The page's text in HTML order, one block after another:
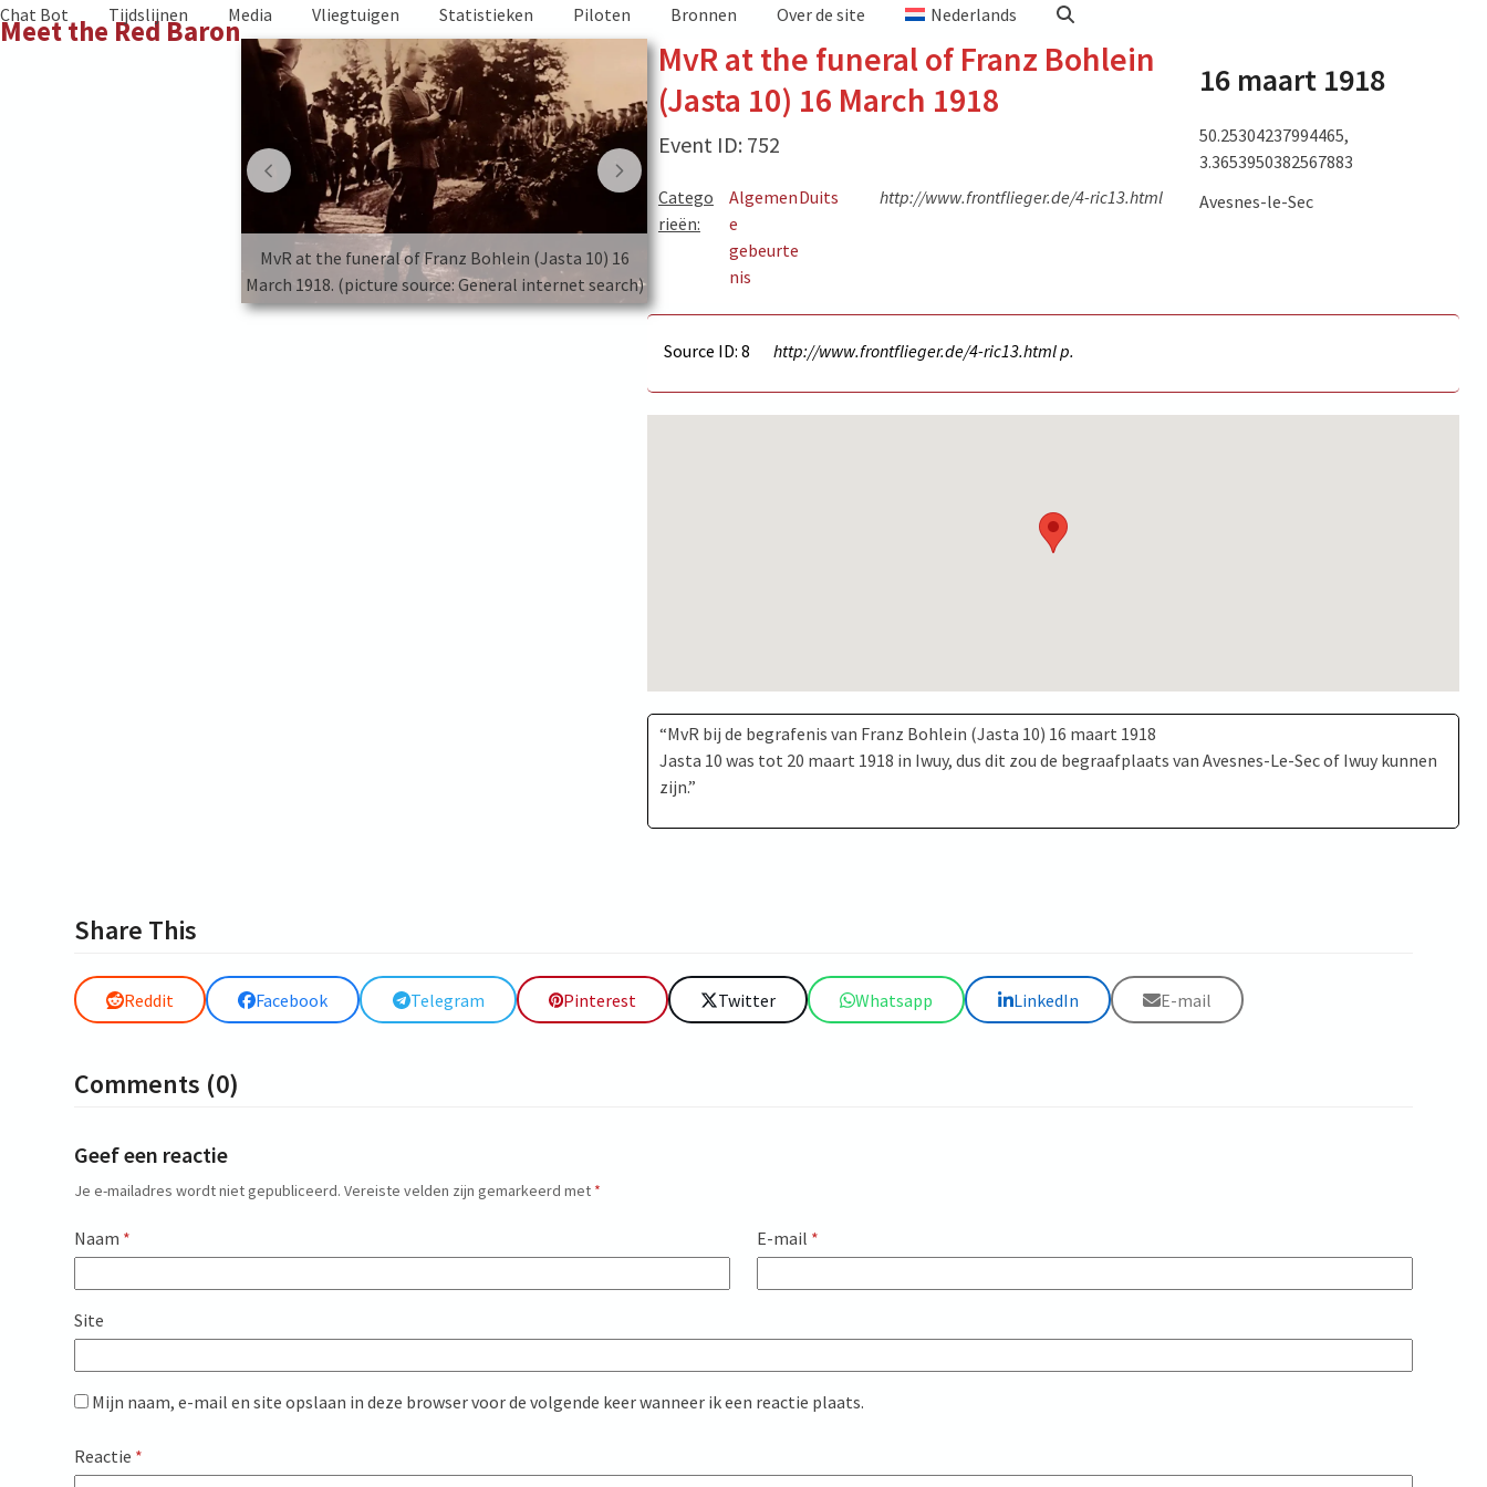
Skip
to
Meet the Red Baron
Chat Bot Tijdslijnen Media Vliegtuigen Statistieken Piloten Bronnen Over de site Nederlands
MvR at the funeral of Franz Bohlein (Jasta 10) 16
March 1918. (picture source: General internet search)
MvR at the funeral of Franz Bohlein (Jasta 10) 16
March 1918. (picture source: General internet search)
MvR at the funeral of Franz Bohlein
(Jasta 10) 16 March 1918
Event ID: 752
Catego
rieën:
Algemen
e
gebeurte
nis
Duits http://www.frontflieger.de/4-ric13.html
16 maart 1918
50.25304237994465,
3.3653950382567883
Avesnes-le-Sec
Source ID: 8 http://www.frontflieger.de/4-ric13.html p.
“MvR bij de begrafenis van Franz Bohlein (Jasta 10) 16 maart 1918
Jasta 10 was tot 20 maart 1918 in Iwuy, dus dit zou de begraafplaats van Avesnes-Le-Sec of Iwuy kunnen
zijn.”
Share This
Reddit Facebook Telegram Pinterest Twitter Whatsapp LinkedIn E-mail
Comments (0)
Geef een reactie
Je e-mailadres wordt niet gepubliceerd. Vereiste velden zijn gemarkeerd met *
Naam * E-mail *
Site
Mijn naam, e-mail en site opslaan in deze browser voor de volgende keer wanneer ik een reactie plaats.
Reactie *